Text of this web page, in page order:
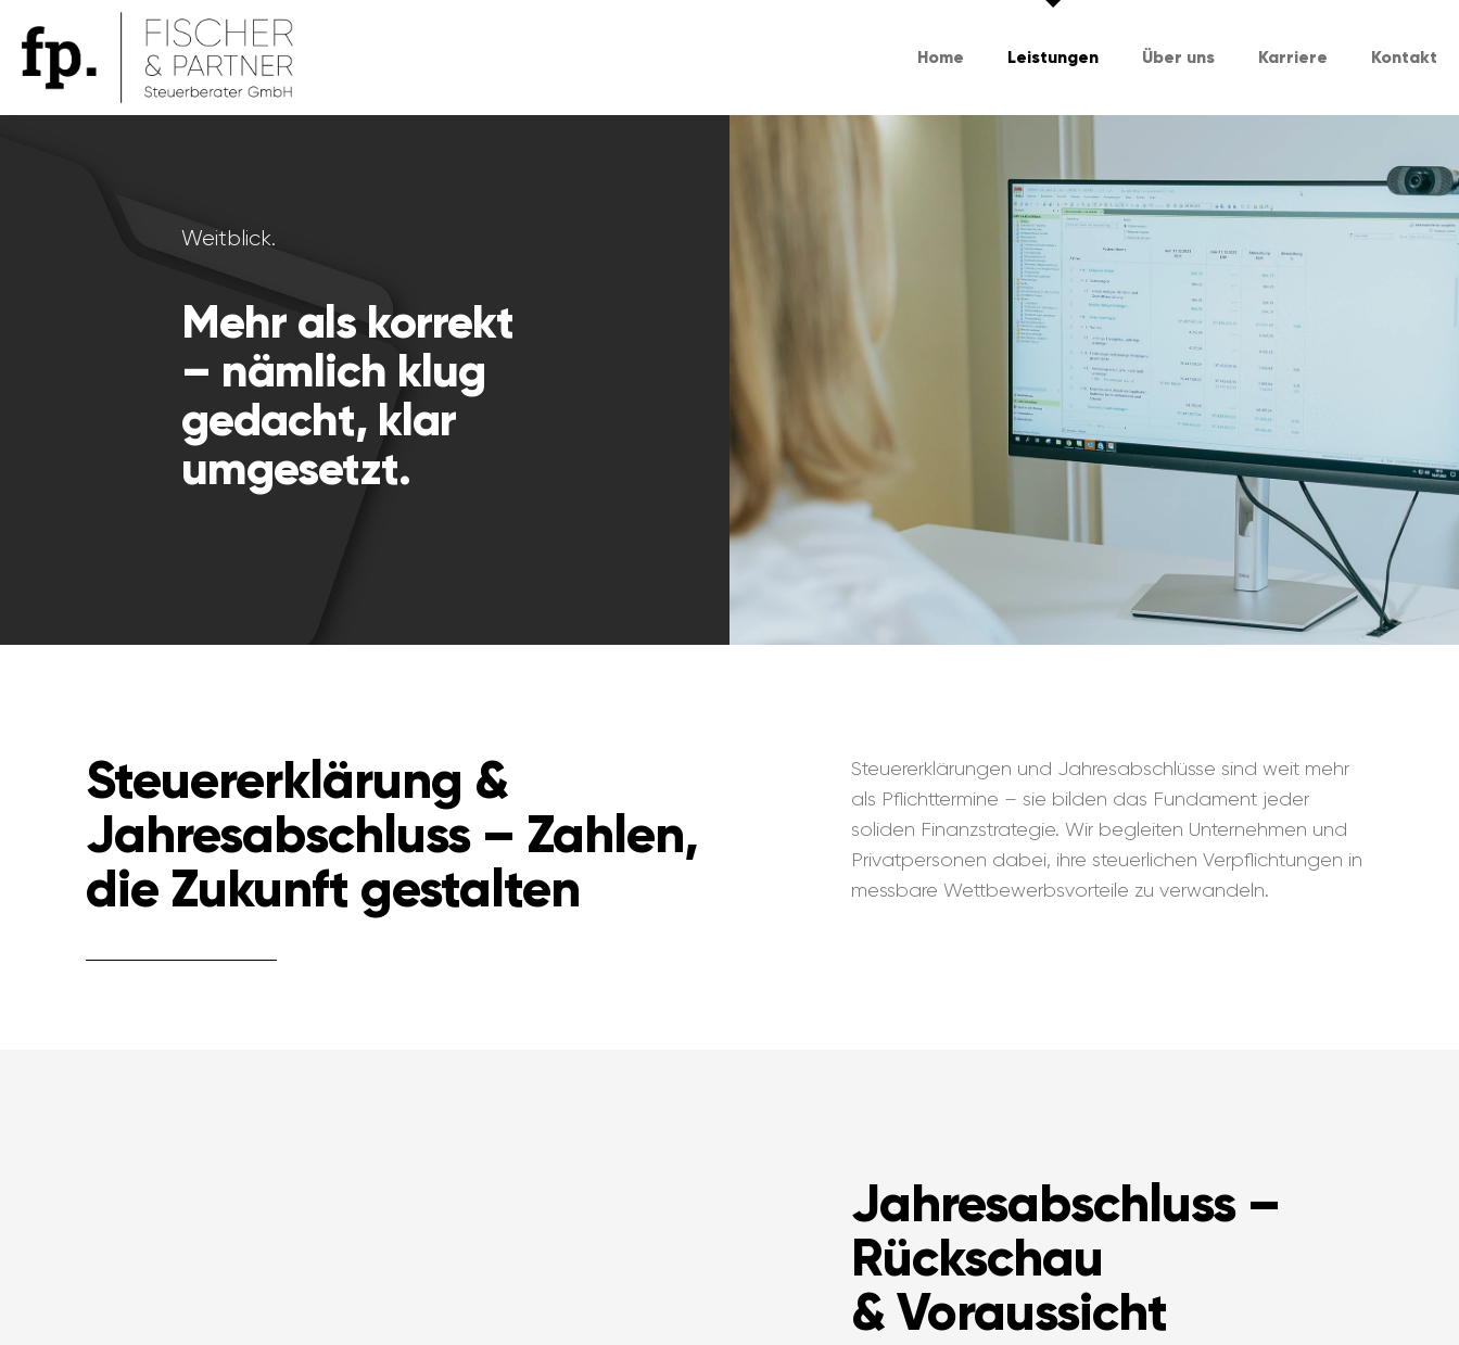
Home Leistungen Über uns Karriere Kontakt
Weitblick.
Mehr als korrekt
– nämlich klug
gedacht, klar
umgesetzt.
Steuererklärung &
Jahresabschluss – Zahlen,
die Zukunft gestalten
Steuererklärungen und Jahresabschlüsse sind weit mehr
als Pflichttermine – sie bilden das Fundament jeder
soliden Finanzstrategie. Wir begleiten Unternehmen und
Privatpersonen dabei, ihre steuerlichen Verpflichtungen in
messbare Wettbewerbsvorteile zu verwandeln.
Jahresabschluss –
Rückschau
& Voraussicht